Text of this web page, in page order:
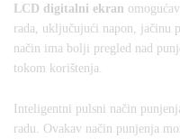
LCD digitalni ekran
rada, uključujući napon, jačinu
način ima bolji pregled nad
tokom korištenja.
Inteligentni pulsni način
radu. Ovakav način punjenja